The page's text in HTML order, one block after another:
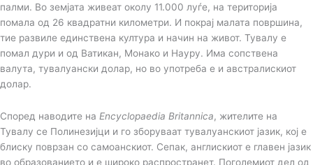
палми. Во земјата живеат околу 11.000 луѓе, на територија
помала од 26 квадратни километри. И покрај малата површина,
тие развиле единствена култура и начин на живот. Тувалу е
помал дури и од Ватикан, Монако и Науру. Има сопствена
валута, тувалуански долар, но во употреба е и австралискиот
долар.
Според наводите на Encyclopaedia Britannica, жителите на
Тувалу се Полинезијци и го зборуваат тувалуанскиот јазик, кој е
блиску поврзан со самоанскиот. Сепак, англискиот е главен јазик
во образованието и е широко распространет. Поголемиот дел од